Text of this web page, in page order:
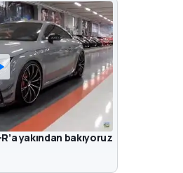
yakından bakıyoruz